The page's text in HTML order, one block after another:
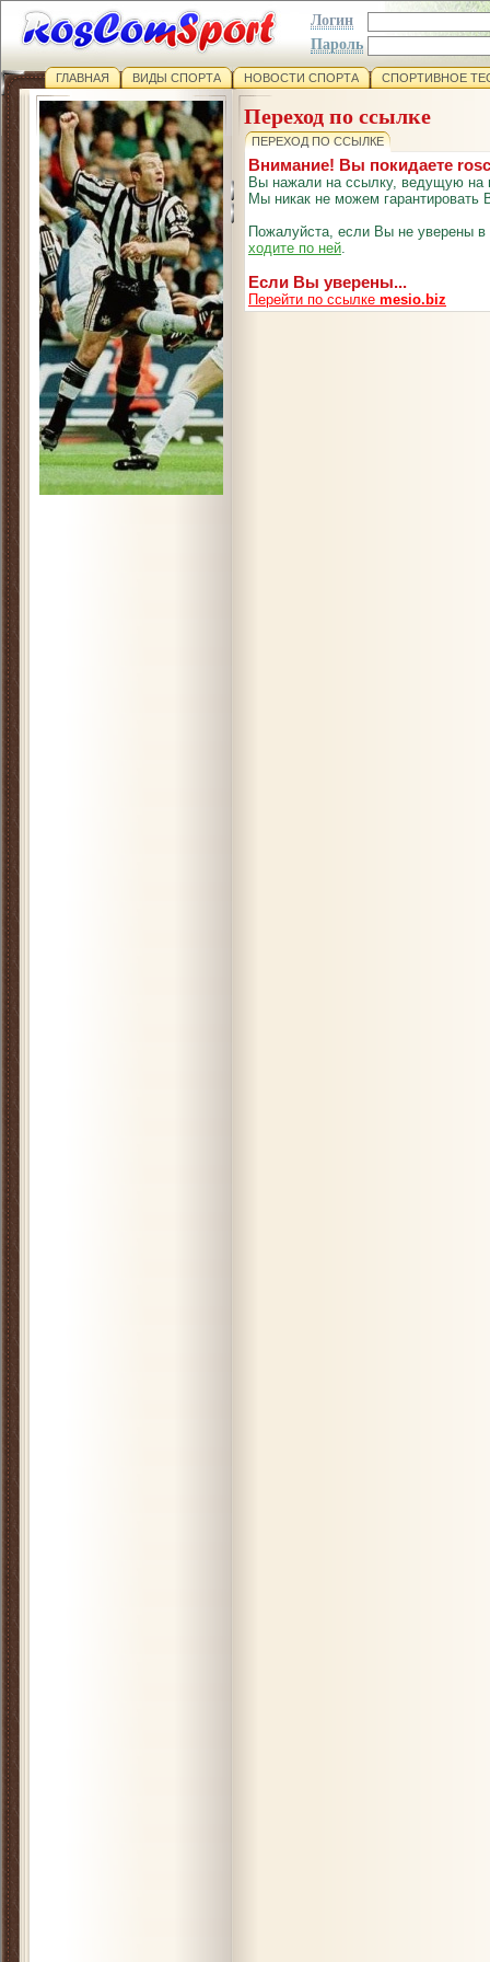
Логин
Пароль
ГЛАВНАЯ ВИДЫ СПОРТА НОВОСТИ СПОРТА СПОРТИВНОЕ
Переход по ссылке
ПЕРЕХОД ПО ССЫЛКЕ
Внимание! Вы покидаете
Вы нажали на ссылку, ведущую на
Мы никак не можем гарантировать
Пожалуйста, если Вы не уверены
ходите по ней.
Если Вы уверены...
Перейти по ссылке mesio.biz